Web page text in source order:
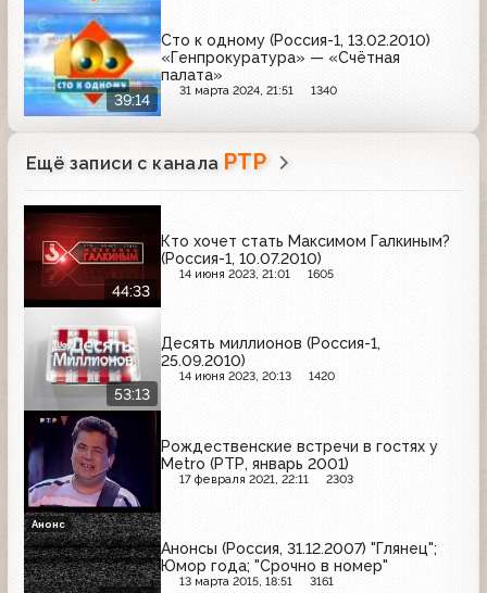
39:14
Сто к одному (Россия-1, 13.02.2010)
«Генпрокуратура» — «Счётная
палата»
31 марта 2024, 21:51 1340
Ещё записи с канала РТР
44:33
Кто хочет стать Максимом Галкиным?
(Россия-1, 10.07.2010)
14 июня 2023, 21:01 1605
53:13
Десять миллионов (Россия-1,
25.09.2010)
14 июня 2023, 20:13 1420
Рождественские встречи в гостях у
Metro (РТР, январь 2001)
17 февраля 2021, 22:11 2303
Анонсы (Россия, 31.12.2007) "Глянец";
Юмор года; "Срочно в номер"
13 марта 2015, 18:51 3161
Анонс